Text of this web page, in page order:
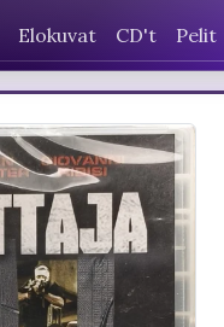
Elokuvat CD't Pelit